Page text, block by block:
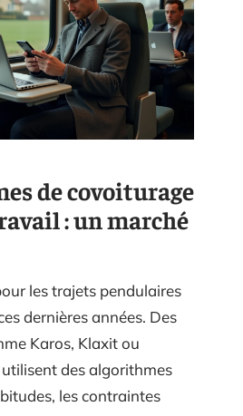
de covoiturage
: un marché
les trajets pendulaires
dernières années. Des
Karos, Klaxit ou
des algorithmes
les contraintes